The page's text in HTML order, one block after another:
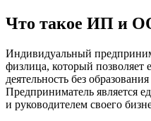
Что такое ИП и
Индивидуальный
физлица, который позволяет
деятельность без
Предприниматель является
и руководителем своего